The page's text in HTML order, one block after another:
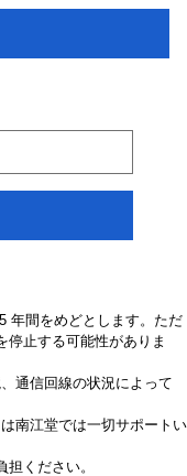
年間をめどとします。ただ
停止する可能性がありま
通信回線の状況によって
南江堂では一切サポートい
ください。